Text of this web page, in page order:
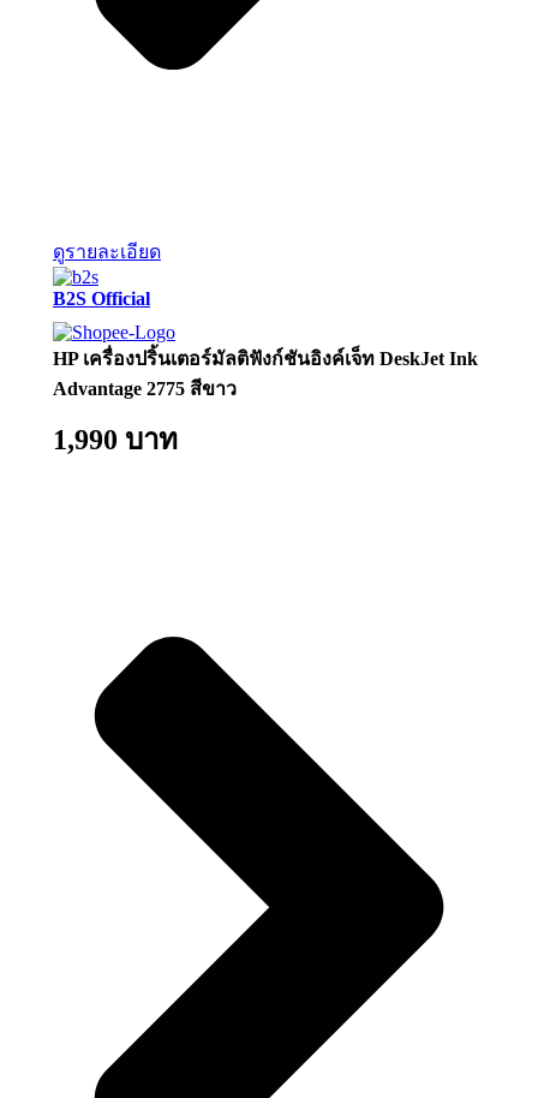
ดูรายละเอียด
B2S Official
HP เครื่องปริ้นเตอร์มัลติฟังก์ชันอิงค์เจ็ท DeskJet Ink
Advantage 2775 สีขาว
1,990 บาท